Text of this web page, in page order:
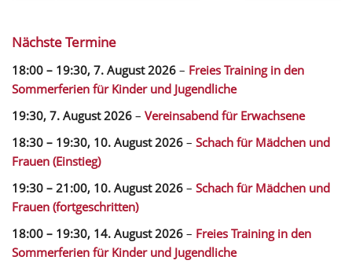
Nächste Termine
18:00 – 19:30, 7. August 2026 – Freies Training in den
Sommerferien für Kinder und Jugendliche
19:30, 7. August 2026 – Vereinsabend für Erwachsene
18:30 – 19:30, 10. August 2026 – Schach für Mädchen und
Frauen (Einstieg)
19:30 – 21:00, 10. August 2026 – Schach für Mädchen und
Frauen (fortgeschritten)
18:00 – 19:30, 14. August 2026 – Freies Training in den
Sommerferien für Kinder und Jugendliche